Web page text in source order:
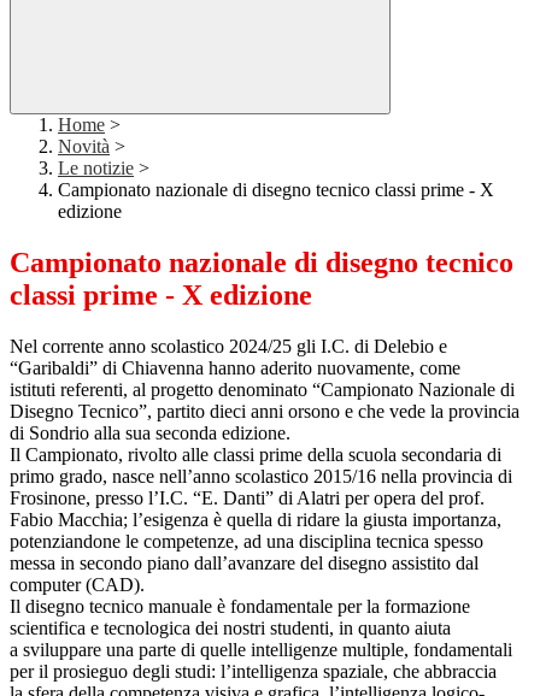
Home >
Novità >
Le notizie >
Campionato nazionale di disegno tecnico classi prime - X
edizione
Campionato nazionale di disegno tecnico
classi prime - X edizione
Nel corrente anno scolastico 2024/25 gli I.C. di Delebio e
“Garibaldi” di Chiavenna hanno aderito nuovamente, come
istituti referenti, al progetto denominato “Campionato Nazionale di
Disegno Tecnico”, partito dieci anni orsono e che vede la provincia
di Sondrio alla sua seconda edizione.
Il Campionato, rivolto alle classi prime della scuola secondaria di
primo grado, nasce nell’anno scolastico 2015/16 nella provincia di
Frosinone, presso l’I.C. “E. Danti” di Alatri per opera del prof.
Fabio Macchia; l’esigenza è quella di ridare la giusta importanza,
potenziandone le competenze, ad una disciplina tecnica spesso
messa in secondo piano dall’avanzare del disegno assistito dal
computer (CAD).
Il disegno tecnico manuale è fondamentale per la formazione
scientifica e tecnologica dei nostri studenti, in quanto aiuta
a sviluppare una parte di quelle intelligenze multiple, fondamentali
per il prosieguo degli studi: l’intelligenza spaziale, che abbraccia